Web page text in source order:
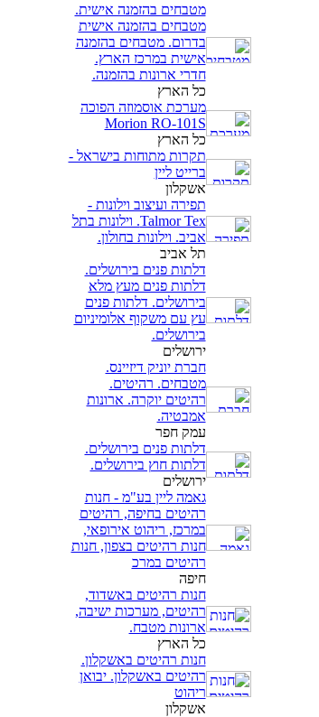
מטבחים בהזמנה אישית.
מטבחים בהזמנה אישית
בדרום. מטבחים בהזמנה
אישית במרכז הארץ.
חדרי ארונות בהזמנה.
כל הארץ
מערכת אוסמוזה הפוכה
Morion RO-101S
כל הארץ
תקרות מתוחות בישראל -
ברייט ליין
אשקלון
תפירה ועיצוב וילונות -
Talmor Tex. וילונות בתל
אביב. וילונות בחולון.
תל אביב
דלתות פנים בירושלים.
דלתות פנים מעץ מלא
בירושלים. דלתות פנים
עץ עם משקוף אלומיניום
בירושלים.
ירושלים
חברת יוניק דיזיינס.
מטבחים. רהיטים.
רהיטים יוקרה. ארונות
אמבטיה.
עמק חפר
דלתות פנים בירושלים.
דלתות חוץ בירושלים.
ירושלים
גאמה ליין בע"מ - חנות
רהיטים בחיפה, רהיטים
במרכז, ריהוט אירופאי,
חנות רהיטים בצפון, חנות
רהיטים במרכ
חיפה
חנות רהיטים באשדוד,
רהיטים, מערכות ישיבה,
ארונות מטבח.
כל הארץ
חנות רהיטים באשקלון.
רהיטים באשקלון. יבואן
ריהוט
אשקלון